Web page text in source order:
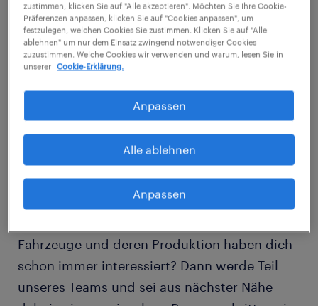
Job Details
Wir sind Randstad - der weltweit führende
Personaldienstleister.
Als Dein Partner for Talent bringen wir Dich
nicht nur mit Deinem Traumjob zusammen,
sondern öffnen Dir Türen zu Top-
Unternehmen, die genau nach Dir suchen.
Fahrzeuge und deren Produktion haben dich
schon immer interessiert? Dann werde Teil
unseres Teams und sei aus nächster Nähe
zustimmen, klicken Sie auf "Alle akzeptieren". Möchten Sie Ihre Cookie-
Präferenzen anpassen, klicken Sie auf "Cookies anpassen", um
festzulegen, welchen Cookies Sie zustimmen. Klicken Sie auf "Alle
ablehnen" um nur dem Einsatz zwingend notwendiger Cookies
zuzustimmen. Welche Cookies wir verwenden und warum, lesen Sie in
unserer
Cookie-Erklärung.
Anpassen
Alle ablehnen
Anpassen